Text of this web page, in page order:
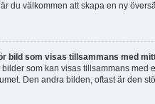
du välkommen att skapa en ny
bild som visas tillsammans med
bilder som kan visas tillsammans
Den andra bilden, oftast är den